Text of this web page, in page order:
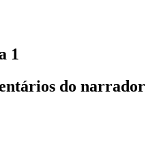
1
do narrador